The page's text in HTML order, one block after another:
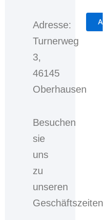
Adresse:
Turnerweg
3,
46145
Oberhausen
Besuchen
sie
uns
zu
unseren
Geschäftszeiten
der
über